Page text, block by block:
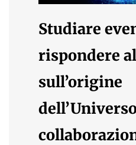
Studiare
rispondere
sull’origine